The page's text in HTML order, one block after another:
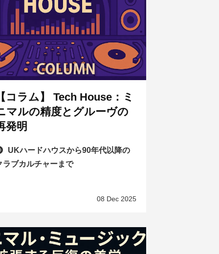
【コラム】 Tech House：ミ
マルの精度とグルーヴの
発明
UKハードハウスから90年代以降の
ラブカルチャーまで
08 Dec 2025